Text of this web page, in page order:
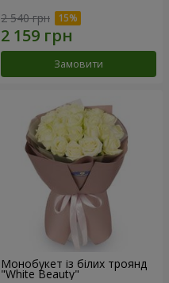
2 540 грн
Замовити
Монобукет із білих троянд
"White Beauty"